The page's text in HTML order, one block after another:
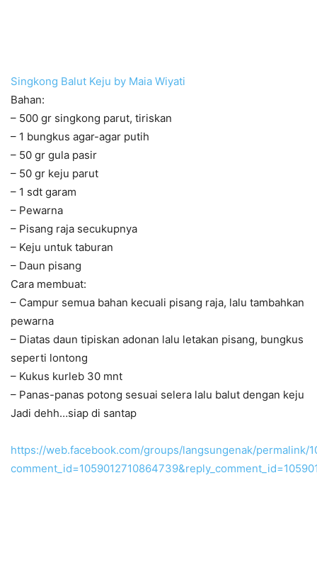
Singkong Balut Keju by Maia Wiyati
Bahan:
– 500 gr singkong parut, tiriskan
– 1 bungkus agar-agar putih
– 50 gr gula pasir
– 50 gr keju parut
– 1 sdt garam
– Pewarna
– Pisang raja secukupnya
– Keju untuk taburan
– Daun pisang
Cara membuat:
– Campur semua bahan kecuali pisang raja, lalu tambahkan
pewarna
– Diatas daun tipiskan adonan lalu letakan pisang, bungkus
seperti lontong
– Kukus kurleb 30 mnt
– Panas-panas potong sesuai selera lalu balut dengan keju
Jadi dehh…siap di santap
https://web.facebook.com/groups/langsungenak/permalink/